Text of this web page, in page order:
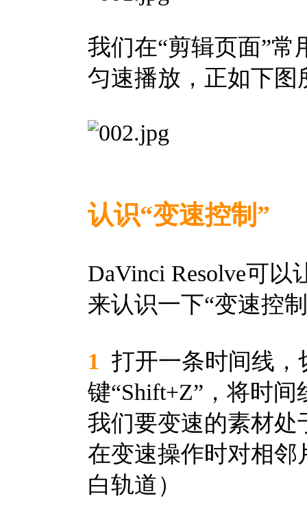
我们在“剪辑页面”常
匀速播放，正如下图
认识“变速控制”
DaVinci Resolve可
来认识一下“变速控
1 打开一条时间线，
键“Shift+Z”，将时
我们要变速的素材
在变速操作时对相
白轨道）